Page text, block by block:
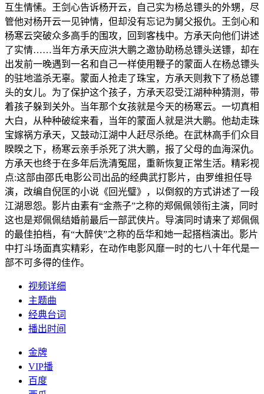
互生情愫。王剑心告诉杨开云，自己实为杨总镖头的外甥，尽
管他对杨开云一见钟情，但却没有忘记为舅父报仇。王剑心和
杨寒云突破众多高手的围攻，回到客栈中。方承天向他们讲述
了实情……当年方承天应洪大鹏之邀协助杨总镖头送镖，却在
出发前一晚遇到一名和自己一样使用鞭子的蒙面人在杨总镖头
的驻地滥杀无辜。蒙面人抢走了珠宝，方承天则救下了杨总镖
头的女儿。为了保护这个孩子，方承天忍受江湖种种猜测，带
着孩子躲到关外。当年那个女孩就是今天的杨寒云。一切真相
大白，从种种破绽来看，当年的蒙面人就是洪大鹏。他劫走珠
宝嫁祸方承天，又鼓动江湖中人赶尽杀绝。在武林高手们众目
睽睽之下，杨寒云亲手杀死了洪大鹏，报了父母的血海深仇。
方承天也终于在多年后洗清冤屈，重新恢复正常生活。精彩视
点:这部由邵氏电影公司出品的经典武打影片，由罗维担任导
演，改编自倪匡的小说《回光璧》，以倒叙的方式讲述了一段
江湖恩怨。影片由素有“金燕子”之称的郑佩佩领衔主演，同时
这也是郑佩佩结婚前最后一部武侠片。导演同时请来了郑佩佩
的最佳拍档，有“大醉侠”之称的岳华和她一起搭档演出。影片
中打斗场面真实精彩，在动作电影风靡一时的七八十年代是一
部不可多得的佳作。
视频详细
主题曲
经典台词
播出时间
金牌
VIP播
百度